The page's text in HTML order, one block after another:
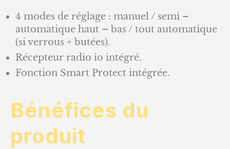
4 modes de réglage : manuel / semi –
automatique haut – bas / tout automatique
(si verrous + butées).
Récepteur radio io intégré.
Fonction Smart Protect intégrée.
Bénéfices du
produit